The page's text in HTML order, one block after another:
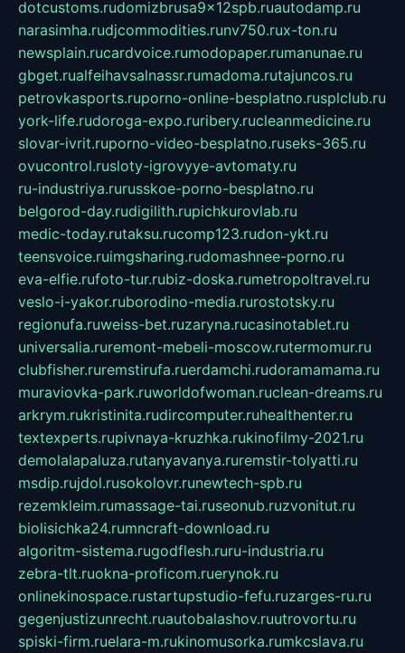
dotcustoms.rudomizbrusa9x12spb.ruautodamp.ru
narasimha.rudjcommodities.runv750.rux-ton.ru
newsplain.rucardvoice.rumodopaper.rumanunae.ru
gbget.rualfeihavsalnassr.rumadoma.rutajuncos.ru
petrovkasports.ruporno-online-besplatno.rusplclub.ru
york-life.rudoroga-expo.ruribery.rucleanmedicine.ru
slovar-ivrit.ruporno-video-besplatno.ruseks-365.ru
ovucontrol.rusloty-igrovyye-avtomaty.ru
ru-industriya.rurusskoe-porno-besplatno.ru
belgorod-day.rudigilith.rupichkurovlab.ru
medic-today.rutaksu.rucomp123.rudon-ykt.ru
teensvoice.ruimgsharing.rudomashnee-porno.ru
eva-elfie.rufoto-tur.rubiz-doska.rumetropoltravel.ru
veslo-i-yakor.ruborodino-media.rurostotsky.ru
regionufa.ruweiss-bet.ruzaryna.rucasinotablet.ru
universalia.ruremont-mebeli-moscow.rutermomur.ru
clubfisher.ruremstirufa.ruerdamchi.rudoramamama.ru
muraviovka-park.ruworldofwoman.ruclean-dreams.ru
arkrym.rukristinita.rudircomputer.ruhealthenter.ru
textexperts.rupivnaya-kruzhka.rukinofilmy-2021.ru
demolalapaluza.rutanyavanya.ruremstir-tolyatti.ru
msdip.rujdol.rusokolovr.runewtech-spb.ru
rezemkleim.rumassage-tai.ruseonub.ruzvonitut.ru
biolisichka24.rumncraft-download.ru
algoritm-sistema.rugodflesh.ruru-industria.ru
zebra-tlt.ruokna-proficom.ruerynok.ru
onlinekinospace.rustartupstudio-fefu.ruzarges-ru.ru
gegenjustizunrecht.ruautobalashov.ruutrovortu.ru
spiski-firm.ruelara-m.rukinomusorka.rumkcslava.ru